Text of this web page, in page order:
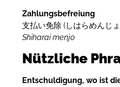
Zahlungsbefreiung
支払い免除 (しはらめんじ
Shiharai menjo
Nützliche
Entschuldigung, wo ist